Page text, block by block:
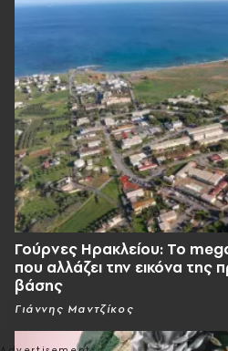
Γούρνες Ηρακλείου: To
που αλλάζει την εικόνα της
βάσης
Γιάννης Μαντζίκος